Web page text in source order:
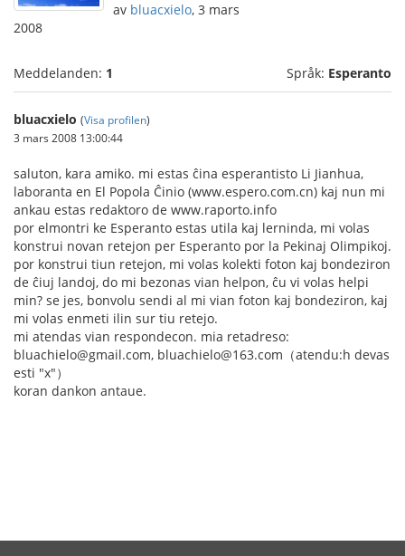
av bluacxielo, 3 mars
2008
Meddelanden: 1 Språk: Esperanto
bluacxielo (Visa profilen)
3 mars 2008 13:00:44
saluton, kara amiko. mi estas ĉina esperantisto Li Jianhua,
laboranta en El Popola Ĉinio (www.espero.com.cn) kaj nun mi
ankau estas redaktoro de www.raporto.info
por elmontri ke Esperanto estas utila kaj lerninda, mi volas
konstrui novan retejon per Esperanto por la Pekinaj Olimpikoj.
por konstrui tiun retejon, mi volas kolekti foton kaj bondeziron
de ĉiuj landoj, do mi bezonas vian helpon, ĉu vi volas helpi
min? se jes, bonvolu sendi al mi vian foton kaj bondeziron, kaj
mi volas enmeti ilin sur tiu retejo.
mi atendas vian respondecon. mia retadreso:
bluachielo@gmail.com, bluachielo@163.com（atendu:h devas
esti "x"）
koran dankon antaue.